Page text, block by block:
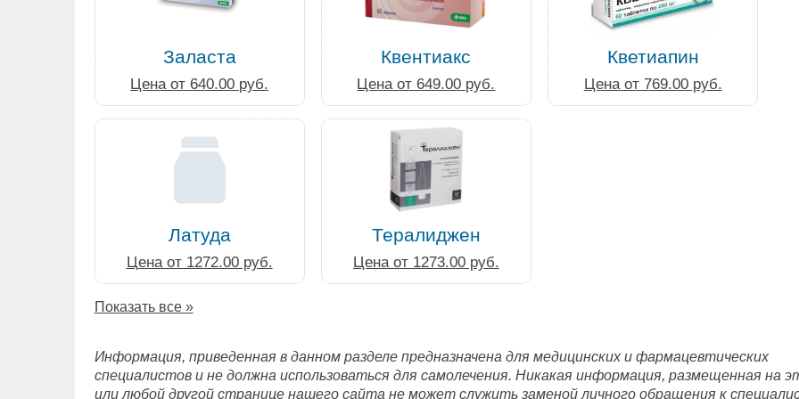
Заласта
Цена от 640.00 руб.
Квентиакс
Цена от 649.00 руб.
Кветиапин
Цена от 769.00 руб.
Латуда
Цена от 1272.00 руб.
Тералиджен
Цена от 1273.00 руб.
Показать все »
Информация, приведенная в данном разделе предназначена для медицинских и фармацевтических
специалистов и не должна использоваться для самолечения. Никакая информация, размещенная на
или любой другой странице нашего сайта не может служить заменой личного обращения к